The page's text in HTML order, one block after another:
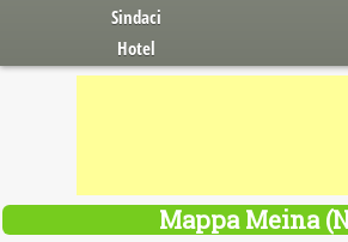
Sindaci
Hotel
Mappa Meina